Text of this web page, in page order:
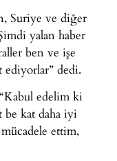
Suriye ve diğer
yalan haber
ben ve işe
ediyorlar” dedi.
edelim ki
kat daha iyi
ettim,